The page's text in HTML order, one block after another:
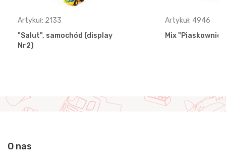
Artykuł: 2133
"Salut", samochód (display
Nr2)
Artykuł: 4946
Mix
O nas